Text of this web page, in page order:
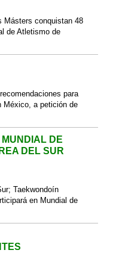
Másters conquistan 48
de Atletismo de
para
México, a petición de
DE
DEL SUR
Taekwondoín
en Mundial de